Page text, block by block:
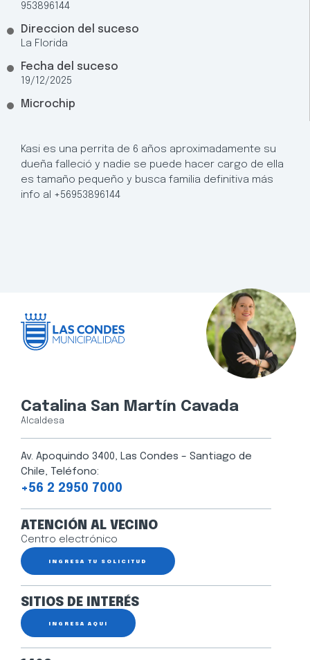
953896144
Direccion del suceso
La Florida
Fecha del suceso
19/12/2025
Microchip
Kasi es una perrita de 6 años aproximadamente su
dueña falleció y nadie se puede hacer cargo de ella
es tamaño pequeño y busca familia definitiva más
info al +56953896144
Catalina San Martín Cavada
Alcaldesa
Av. Apoquindo 3400, Las Condes – Santiago de
Chile, Teléfono:
+56 2 2950 7000
ATENCIÓN AL VECINO
Centro electrónico
INGRESA TU SOLICITUD
SITIOS DE INTERÉS
INGRESA AQUÍ